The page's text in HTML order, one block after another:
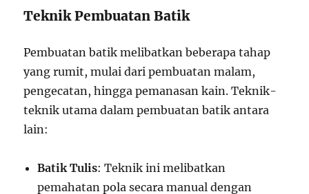
Teknik Pembuatan Batik
Pembuatan batik melibatkan beberapa tahap
yang rumit, mulai dari pembuatan malam,
pengecatan, hingga pemanasan kain. Teknik-
teknik utama dalam pembuatan batik antara
lain:
Batik Tulis: Teknik ini melibatkan
pemahatan pola secara manual dengan